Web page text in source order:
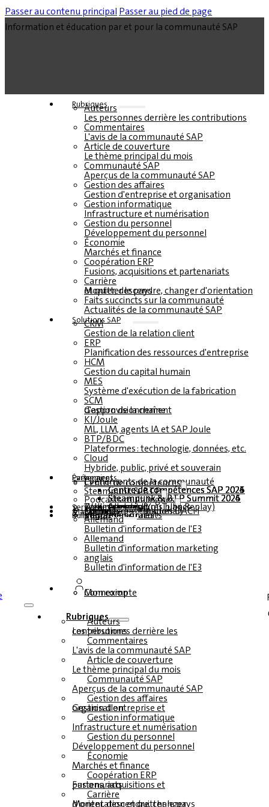
Passer au contenu principal Passer au pied de page
Information et éducation par et pour la communauté SAP
Rubriques
Auteurs
Les personnes derrière les contributions
Commentaires
L'avis de la communauté SAP
Article de couverture
Le thème principal du mois
Communauté SAP
Aperçus de la communauté SAP
Gestion des affaires
Gestion d'entreprise et organisation
Gestion informatique
Infrastructure et numérisation
Gestion du personnel
Développement du personnel
Économie
Marchés et finance
Coopération ERP
Fusions, acquisitions et partenariats
Carrière
Monter, descendre, changer d'orientation et quitter le pays
Faits succincts sur la communauté
Actualités de la communauté SAP
Solutions SAP
CRM
Gestion de la relation client
ERP
Planification des ressources d'entreprise
HCM
Gestion du capital humain
MES
Système d'exécution de la fabrication
SCM
Gestion de la chaîne d'approvisionnement
KI/Joule
ML, LLM, agents IA et SAP Joule
BTP/BDC
Plateformes : technologie, données, etc.
Cloud
Hybride, public, privé et souverain
Partenaires
Événements
Événements de la communauté
Centre de compétences
Centre de compétences SAP 2026
Centre de compétences SAP 2025
Centre de compétences SAP 2024
Centre de compétences SAP 2023
Steampunk & BTP
Steampunk & BTP Summit 2026
Steampunk & BTP Summit 2025
Steampunk & BTP Summit 2024
Podcasts multilingues
Allemand
anglais
espagnol
français
Tables rondes (YouTube Replay)
Webinaires et livres blancs
Service
Formulaires
Contact
Données médiatiques DACH
Kit média (international)
Magazine
s'abonner ici
pour les abonnés
magazines gratuits
Bulletin
Allemand
Bulletin d'information de l'E3
Allemand
Bulletin d'information marketing
anglais
Bulletin d'information de l'E3
Connexion
Mon compte
Rubriques
Auteurs
Les personnes derrière les contributions
Commentaires
L'avis de la communauté SAP
Article de couverture
Le thème principal du mois
Communauté SAP
Aperçus de la communauté SAP
Gestion des affaires
Gestion d'entreprise et organisation
Gestion informatique
Infrastructure et numérisation
Gestion du personnel
Développement du personnel
Économie
Marchés et finance
Coopération ERP
Fusions, acquisitions et partenariats
Carrière
Monter, descendre, changer d'orientation et quitter le pays